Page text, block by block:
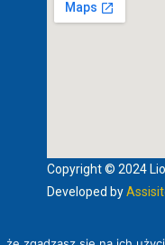
Copyright © 2024
Developed by